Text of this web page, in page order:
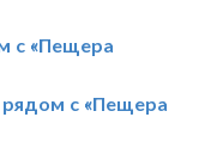
с «Пещера
рядом с «Пещера